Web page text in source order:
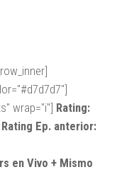
wrap="i"] Rating:
Rating Ep. anterior:
en Vivo + Mismo